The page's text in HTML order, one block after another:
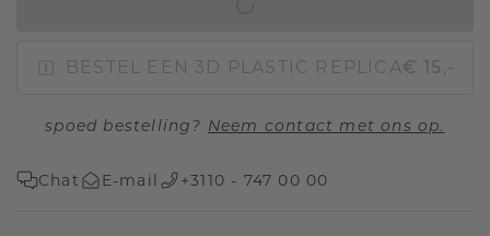
BESTEL EEN 3D PLASTIC REPLICA€ 15,-
spoed bestelling? Neem contact met ons op.
Chat E-mail +3110 - 747 00 00